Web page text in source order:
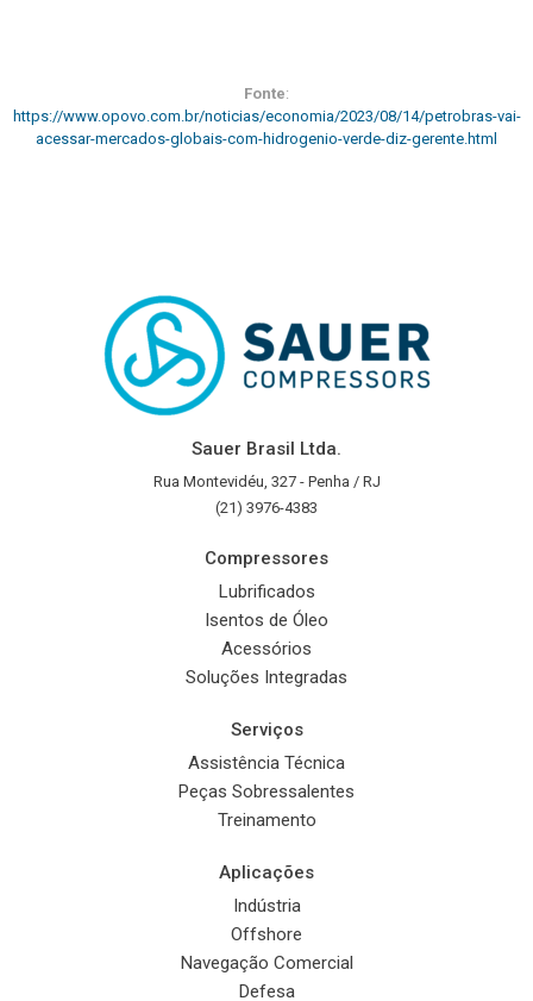
Fonte:
https://www.opovo.com.br/noticias/economia/2023/08/14/petrobras-vai-
acessar-mercados-globais-com-hidrogenio-verde-diz-gerente.html
Sauer Brasil Ltda.
Rua Montevidéu, 327 - Penha / RJ
(21) 3976-4383
Compressores
Lubrificados
Isentos de Óleo
Acessórios
Soluções Integradas
Serviços
Assistência Técnica
Peças Sobressalentes
Treinamento
Aplicações
Indústria
Offshore
Navegação Comercial
Defesa